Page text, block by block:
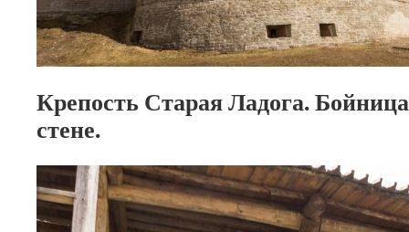
Крепость Старая Ладога.
стене.